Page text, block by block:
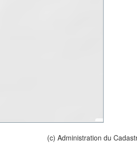
(c) Administration du